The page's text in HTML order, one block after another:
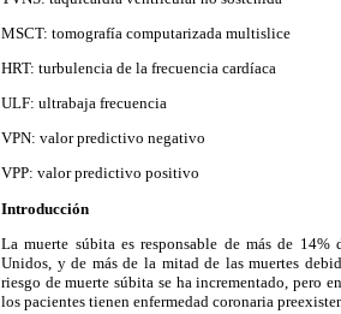
MSCT: tomografía computarizada multislice
HRT: turbulencia de la frecuencia cardíaca
ULF: ultrabaja frecuencia
VPN: valor predictivo negativo
VPP: valor predictivo positivo
Introducción
La muerte súbita es responsable de más de 14%
Unidos, y de más de la mitad de las muertes
riesgo de muerte súbita se ha incrementado, pero
los pacientes tienen enfermedad coronaria